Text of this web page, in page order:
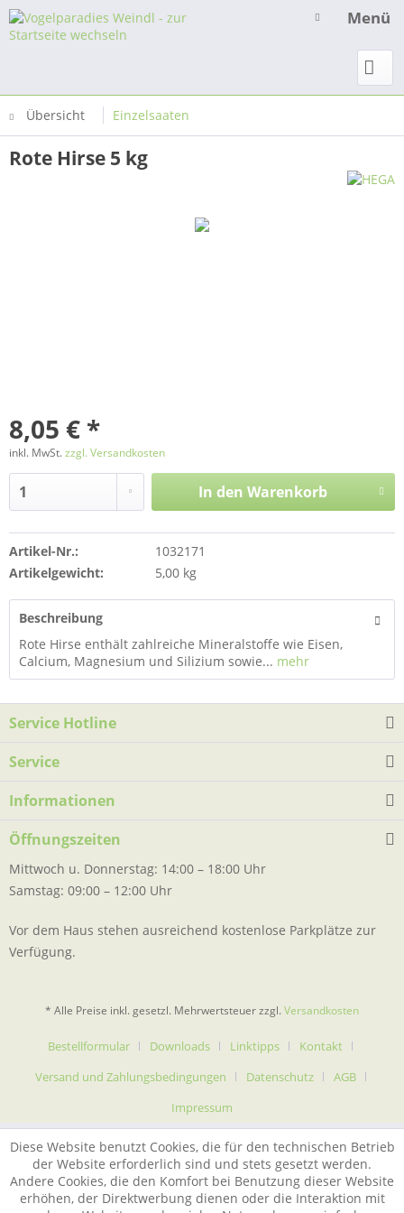
Menü
Übersicht Einzelsaaten
Rote Hirse 5 kg
8,05 € *
inkl. MwSt.zzgl. Versandkosten
In den Warenkorb
Artikel-Nr.:
1032171
Artikelgewicht:
5,00 kg
Beschreibung
Rote Hirse enthält zahlreiche Mineralstoffe wie Eisen,
Calcium, Magnesium und Silizium sowie... mehr
Service Hotline
Service
Informationen
Öffnungszeiten
Mittwoch u. Donnerstag: 14:00 – 18:00 Uhr
Samstag: 09:00 – 12:00 Uhr
Vor dem Haus stehen ausreichend kostenlose Parkplätze zur
Verfügung.
* Alle Preise inkl. gesetzl. Mehrwertsteuer zzgl. Versandkosten
Bestellformular Downloads Linktipps
Kontakt
Versand und Zahlungsbedingungen
Datenschutz
AGB
Impressum
Diese Website benutzt Cookies, die für den technischen Betrieb
der Website erforderlich sind und stets gesetzt werden.
Andere Cookies, die den Komfort bei Benutzung dieser Website
erhöhen, der Direktwerbung dienen oder die Interaktion mit